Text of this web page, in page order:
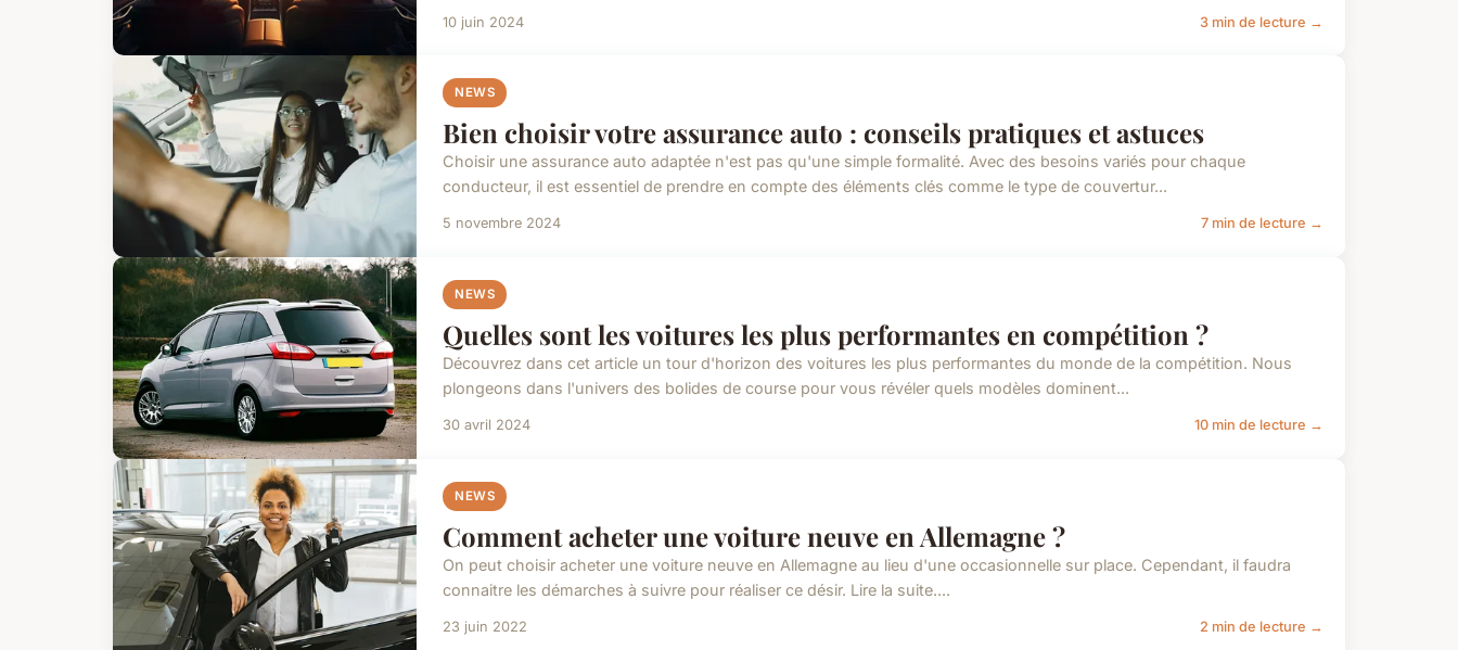
10 juin 2024 3 min de lecture →
NEWS
Bien choisir votre assurance auto : conseils pratiques et astuces
Choisir une assurance auto adaptée n'est pas qu'une simple formalité. Avec des besoins variés pour chaque
conducteur, il est essentiel de prendre en compte des éléments clés comme le type de couvertur...
5 novembre 2024 7 min de lecture →
NEWS
Quelles sont les voitures les plus performantes en compétition ?
Découvrez dans cet article un tour d'horizon des voitures les plus performantes du monde de la compétition. Nous
plongeons dans l'univers des bolides de course pour vous révéler quels modèles dominent...
30 avril 2024 10 min de lecture →
NEWS
Comment acheter une voiture neuve en Allemagne ?
On peut choisir acheter une voiture neuve en Allemagne au lieu d'une occasionnelle sur place. Cependant, il faudra
connaitre les démarches à suivre pour réaliser ce désir. Lire la suite....
23 juin 2022 2 min de lecture →